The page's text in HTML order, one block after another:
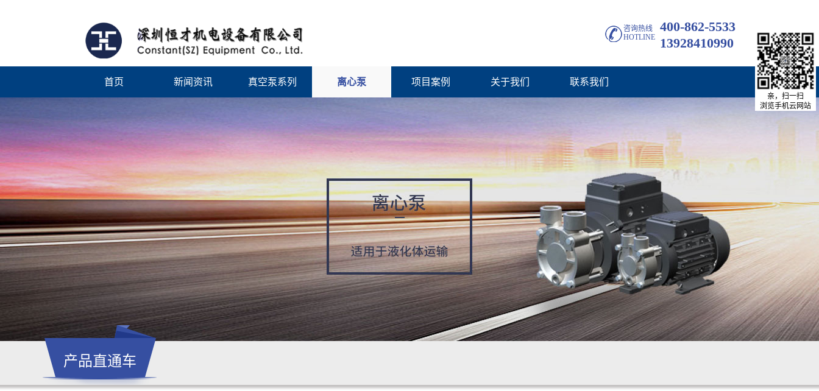
咨询热线
HOTLINE
400-862-5533
13928410990
首页 新闻资讯 真空泵系列 离心泵 项目案例 关于我们 联系我们
产品直通车
亲，扫一扫
浏览手机云网站